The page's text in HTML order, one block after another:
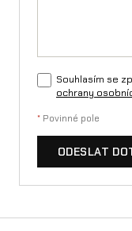
Souhlasím se
ochrany
* Povinné pole
ODESLAT